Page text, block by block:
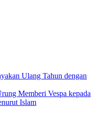
Ulang Tahun dengan
Memberi Vespa kepada
Islam